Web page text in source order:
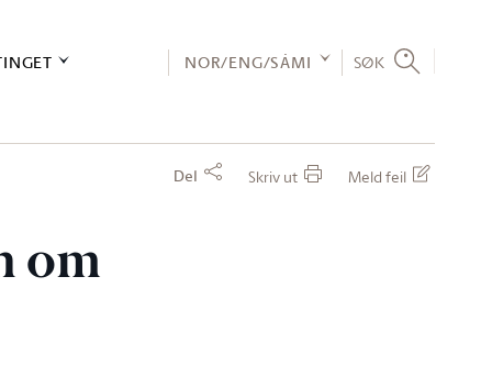
NOR/ENG/SÁMI SØK
Del Skriv ut Meld feil
om